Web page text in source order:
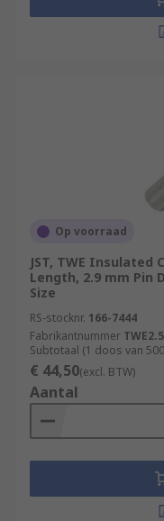
Op voorraad
JST, TWE Insulated
Length, 2.9 mm Pin
Size
RS-stocknr. 166-7444
Fabrikantnummer
Subtotaal (1 doos van
€ 44,50(excl. BTW)
Aantal